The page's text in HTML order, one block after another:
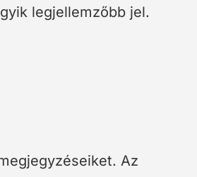
legjellemzőbb jel.
Az